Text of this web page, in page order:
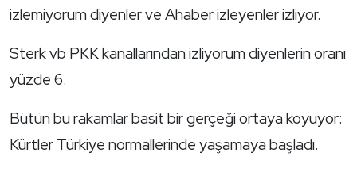
izlemiyorum diyenler ve Ahaber izleyenler izliyor.
Sterk vb PKK kanallarından izliyorum diyenlerin oranı
yüzde 6.
Bütün bu rakamlar basit bir gerçeği ortaya koyuyor:
Kürtler Türkiye normallerinde yaşamaya başladı.